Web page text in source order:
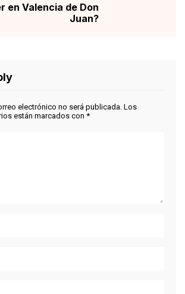
en Valencia de Don
Juan?
electrónico no será publicada. Los
están marcados con *